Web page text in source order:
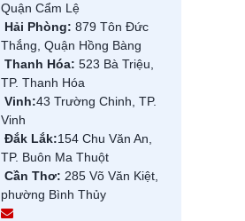
Quận Cẩm Lệ
Hải Phòng: 879 Tôn Đức
Thắng, Quận Hồng Bàng
Thanh Hóa: 523 Bà Triệu,
TP. Thanh Hóa
Vinh:43 Trường Chinh, TP.
Vinh
Đắk Lắk:154 Chu Văn An,
TP. Buôn Ma Thuột
Cần Thơ: 285 Võ Văn Kiệt,
phường Bình Thủy